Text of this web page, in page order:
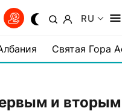
RU
Святая Гора
и вторым